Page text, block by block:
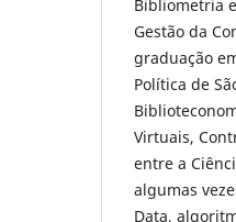
Bibliometria
Gestão da
graduação
Política de
Virtuais,
entre a
algumas
Data,